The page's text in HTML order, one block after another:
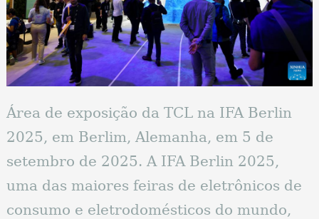
Área de exposição da TCL na IFA Berlin
2025, em Berlim, Alemanha, em 5 de
setembro de 2025. A IFA Berlin 2025,
uma das maiores feiras de eletrônicos de
consumo e eletrodomésticos do mundo,